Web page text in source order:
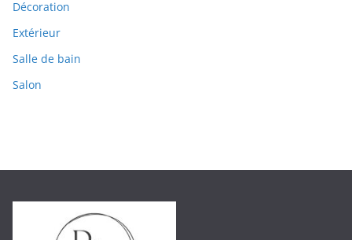
Décoration
Extérieur
Salle de bain
Salon